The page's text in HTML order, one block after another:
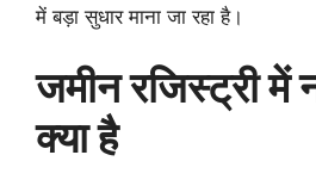
में बड़ा सुधार माना जा रहा है।
जमीन रजिस्ट्री में
क्या है